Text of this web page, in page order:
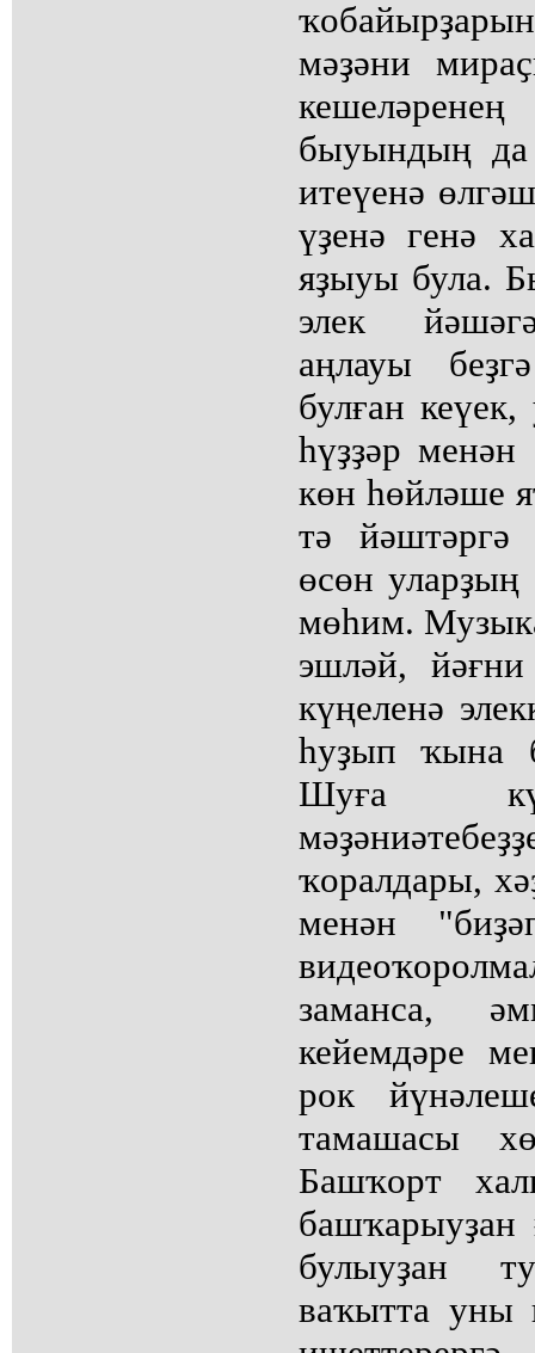
мәҙәни
быуындың да
итеүенә
үҙенә генә
яҙыуы була.
элек
аңлауы
булған
һүҙҙәр менән
көн һөйләше
тә
өсөн
мөһим.
эшләй,
күңеленә
һуҙып ҡына
Шуға
ҡоралдары,
менән
заманса,
кейемдәре
рок
тамашасы
Башҡорт
булыуҙан
ваҡытта уны